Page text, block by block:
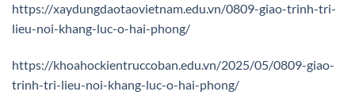
https://xaydungdaotaovietnam.edu.vn/0809-giao-trinh-tri-
lieu-noi-khang-luc-o-hai-phong/
https://khoahockientruccoban.edu.vn/2025/05/0809-giao-
trinh-tri-lieu-noi-khang-luc-o-hai-phong/